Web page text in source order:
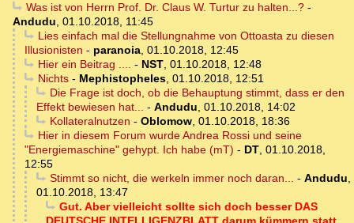
Was ist von Herrn Prof. Dr. Claus W. Turtur zu halten...?-
Andudu, 01.10.2018, 11:45
Lies einfach mal die Stellungnahme von Ottoasta zu diesen
Illusionisten - paranoia, 01.10.2018, 12:45
Hier ein Beitrag .... - NST, 01.10.2018, 12:48
Nichts- Mephistopheles, 01.10.2018, 12:51
Die Frage ist doch, ob die Behauptung stimmt, dass er den
Effekt bewiesen hat... - Andudu, 01.10.2018, 14:02
Kollateralnutzen - Oblomow, 01.10.2018, 18:36
Hier in diesem Forum wurde Andrea Rossi und seine
"Energiemaschine" gehypt. Ich habe (mT) - DT, 01.10.2018,
12:55
Stimmt so nicht, die werkeln immer noch daran... - Andudu,
01.10.2018, 13:47
Gut. Aber vielleicht sollte sich doch besser DAS